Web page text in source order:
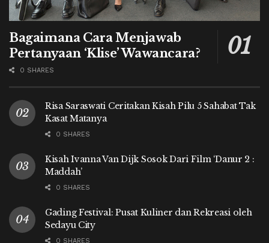
Bagaimana Cara Menjawab
Pertanyaan ‘Klise’ Wawancara?
0 SHARES
Risa Saraswati Ceritakan Kisah Pilu 5 Sahabat Tak
Kasat Matanya
0 SHARES
Kisah Ivanna Van Dijk Sosok Dari Film ‘Danur 2 :
Maddah’
0 SHARES
Gading Festival: Pusat Kuliner dan Rekreasi oleh
Sedayu City
0 SHARES